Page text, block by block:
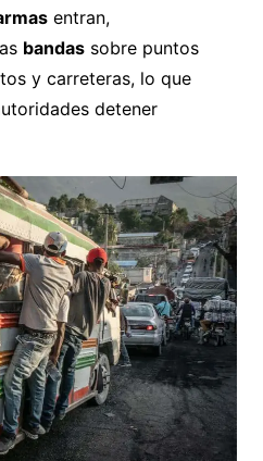
entran,
bandassobre puntos
y carreteras, lo que
detener